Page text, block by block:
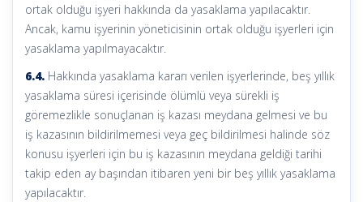
ortak olduğu işyeri hakkında da yasaklama yapılacaktır.
Ancak, kamu işyerinin yöneticisinin ortak olduğu işyerleri için
yasaklama yapılmayacaktır.
6.4. Hakkında yasaklama kararı verilen işyerlerinde, beş yıllık
yasaklama süresi içerisinde ölümlü veya sürekli iş
göremezlikle sonuçlanan iş kazası meydana gelmesi ve bu
iş kazasının bildirilmemesi veya geç bildirilmesi halinde söz
konusu işyerleri için bu iş kazasının meydana geldiği tarihi
takip eden ay başından itibaren yeni bir beş yıllık yasaklama
yapılacaktır.